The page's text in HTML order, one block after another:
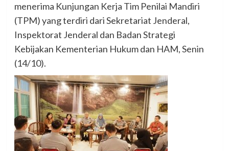
menerima Kunjungan Kerja Tim Penilai Mandiri
(TPM) yang terdiri dari Sekretariat Jenderal,
Inspektorat Jenderal dan Badan Strategi
Kebijakan Kementerian Hukum dan HAM, Senin
(14/10).